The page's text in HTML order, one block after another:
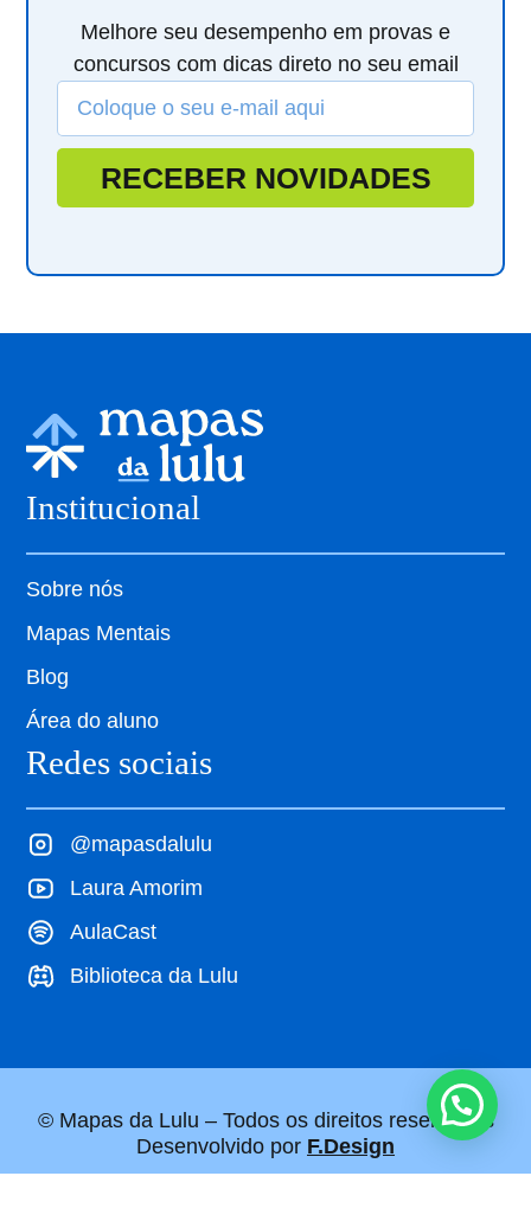
Melhore seu desempenho em provas e
concursos com dicas direto no seu email
RECEBER NOVIDADES
Institucional
Sobre nós
Mapas Mentais
Blog
Área do aluno
Redes sociais
@mapasdalulu
Laura Amorim
AulaCast
Biblioteca da Lulu
© Mapas da Lulu – Todos os direitos reservados
Desenvolvido por F.Design